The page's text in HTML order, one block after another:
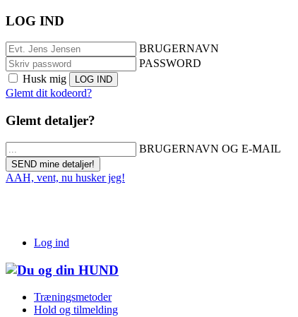
LOG IND
BRUGERNAVN
PASSWORD
Husk mig
Glemt dit kodeord?
Glemt detaljer?
BRUGERNAVN OG E-MAIL
AAH, vent, nu husker jeg!
Log ind
Træningsmetoder
Hold og tilmelding